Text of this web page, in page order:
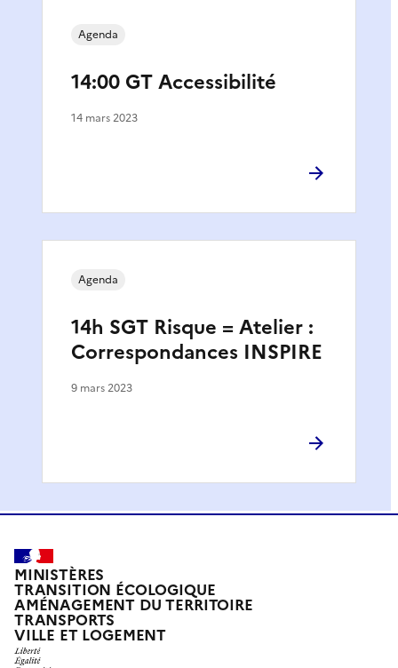
14:00 GT Accessibilité
Agenda
14 mars 2023
14h SGT Risque = Atelier :
Correspondances INSPIRE
Agenda
9 mars 2023
MINISTÈRES
TRANSITION ÉCOLOGIQUE
AMÉNAGEMENT DU TERRITOIRE
TRANSPORTS
VILLE ET LOGEMENT